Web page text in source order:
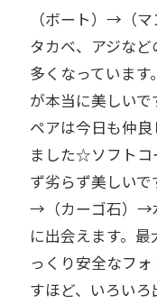
（ボート）→（
タカベ、アジな
多くなっていま
が本当に美しい
ペアは今日も仲
ました☆ソフトコ
ず劣らず美しいで
→（カーゴ石）→
に出会えます。
っくり安全なフ
すほど、いろいろ